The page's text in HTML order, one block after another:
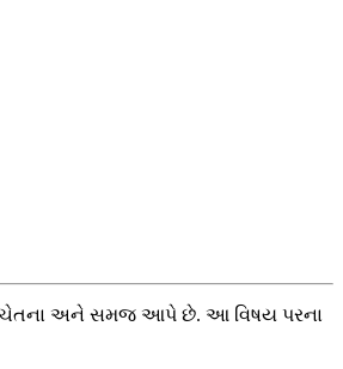
ચેતના અને સમજ આપે છે. આ વિષય પરના